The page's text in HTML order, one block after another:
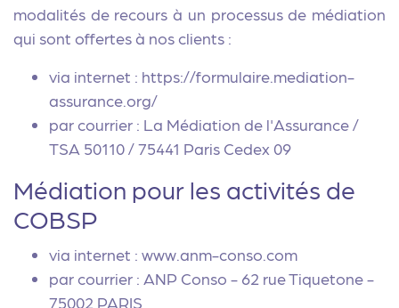
modalités de recours à un processus de médiation
qui sont offertes à nos clients :
via internet : https://formulaire.mediation-
assurance.org/
par courrier : La Médiation de l'Assurance /
TSA 50110 / 75441 Paris Cedex 09
Médiation pour les activités de
COBSP
via internet : www.anm-conso.com
par courrier : ANP Conso - 62 rue Tiquetone -
75002 PARIS